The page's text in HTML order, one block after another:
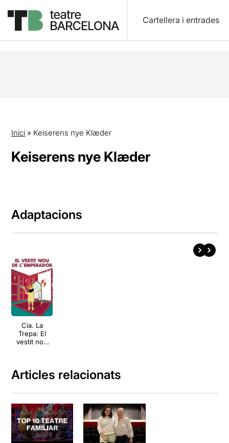
Cartellera i entrades
Inici » Keiserens nye Klæder
Keiserens nye Klæder
Adaptacions
Cia. La
Trepa: El
vestit nou
Articles relacionats